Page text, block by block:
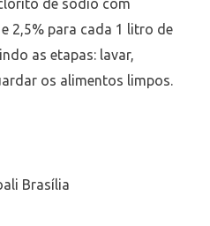
de sódio com
2,5% para cada 1 litro de
as etapas: lavar,
os alimentos limpos.
Brasília